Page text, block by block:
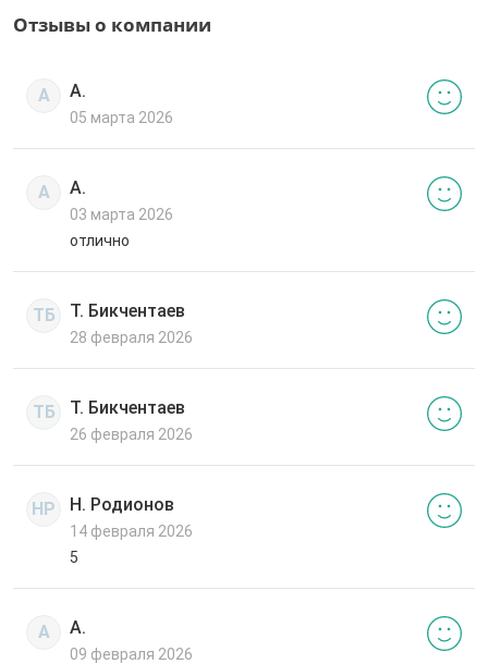
Отзывы о компании
А А.
05 марта 2026
А А.
03 марта 2026
отлично
ТБ Т. Бикчентаев
28 февраля 2026
ТБ Т. Бикчентаев
26 февраля 2026
НР Н. Родионов
14 февраля 2026
5
А А.
09 февраля 2026